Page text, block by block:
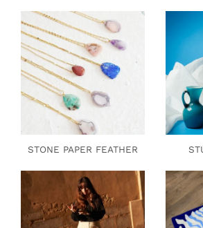
STONE PAPER FEATHER